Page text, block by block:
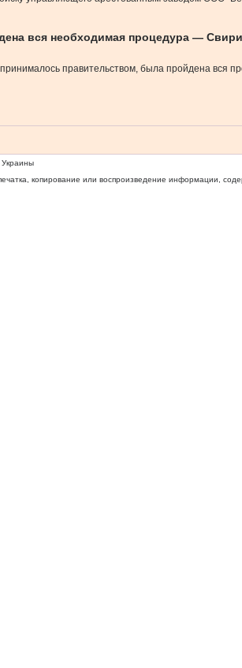
вся необходимая процедура —
правительством, была пройдена вся
Украины
копирование или воспроизведение информации,